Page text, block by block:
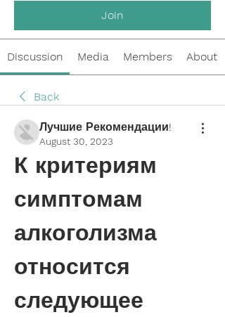
Join
Discussion Media Members About
Back
Лучшие Рекомендации!
August 30, 2023
К критериям
симптомам
алкоголизма
относится
следующее